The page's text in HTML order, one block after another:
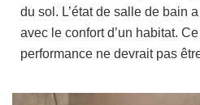
du sol. L’état de salle de bain
avec le confort d’un habitat.
performance ne devrait pas